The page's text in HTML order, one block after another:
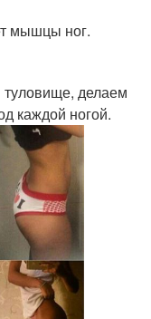
мышцы ног.
делаем
каждой ногой.